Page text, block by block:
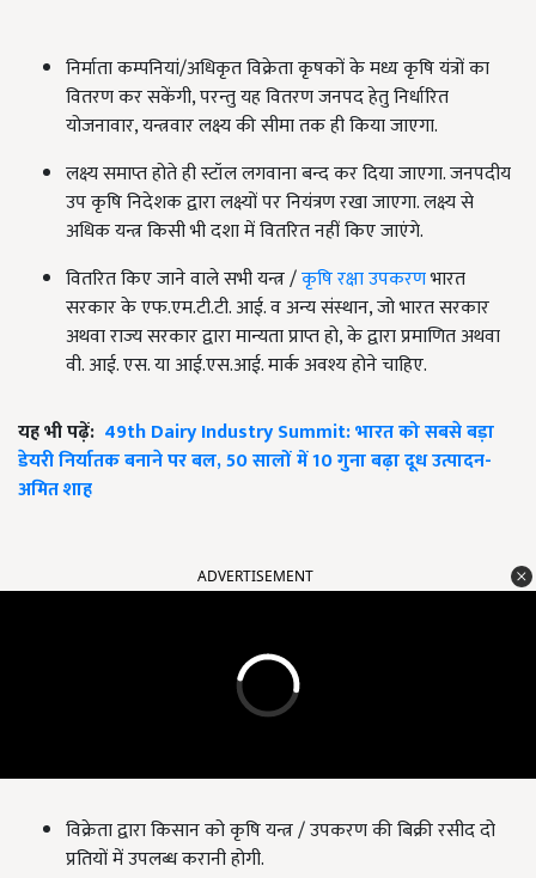
निर्माता कम्पनियां/अधिकृत विक्रेता कृषकों के मध्य कृषि यंत्रों का
वितरण कर सकेंगी, परन्तु यह वितरण जनपद हेतु निर्धारित
योजनावार, यन्त्रवार लक्ष्य की सीमा तक ही किया जाएगा.
लक्ष्य समाप्त होते ही स्टॉल लगवाना बन्द कर दिया जाएगा. जनपदीय
उप कृषि निदेशक द्वारा लक्ष्यों पर नियंत्रण रखा जाएगा. लक्ष्य से
अधिक यन्त्र किसी भी दशा में वितरित नहीं किए जाएंगे.
वितरित किए जाने वाले सभी यन्त्र /कृषि रक्षा उपकरणभारत
सरकार के एफ.एम.टी.टी. आई. व अन्य संस्थान, जो भारत सरकार
अथवा राज्य सरकार द्वारा मान्यता प्राप्त हो, के द्वारा प्रमाणित अथवा
वी. आई. एस. या आई.एस.आई. मार्क अवश्य होने चाहिए.
यह भी पढ़ें: 49th Dairy Industry Summit: भारत को सबसे बड़ा
डेयरी निर्यातक बनाने पर बल, 50 सालों में 10 गुना बढ़ा दूध उत्पादन-
अमित शाह
ADVERTISEMENT
विक्रेता द्वारा किसान को कृषि यन्त्र / उपकरण की बिक्री रसीद दो
प्रतियों में उपलब्ध करानी होगी.